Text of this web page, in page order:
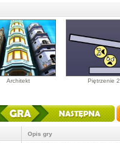
Architekt Piętrzenie 2
Opis gry